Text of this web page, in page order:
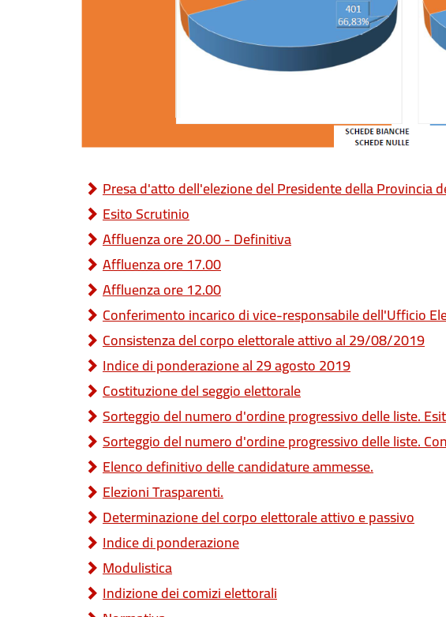
Presa d'atto dell'elezione del Presidente della Provincia
Esito Scrutinio
Affluenza ore 20.00 - Definitiva
Affluenza ore 17.00
Affluenza ore 12.00
Conferimento incarico di vice-responsabile dell'Ufficio
Consistenza del corpo elettorale attivo al 29/08/2019
Indice di ponderazione al 29 agosto 2019
Costituzione del seggio elettorale
Sorteggio del numero d'ordine progressivo delle liste.
Sorteggio del numero d'ordine progressivo delle liste.
Elenco definitivo delle candidature ammesse.
Elezioni Trasparenti.
Determinazione del corpo elettorale attivo e passivo
Indice di ponderazione
Modulistica
Indizione dei comizi elettorali